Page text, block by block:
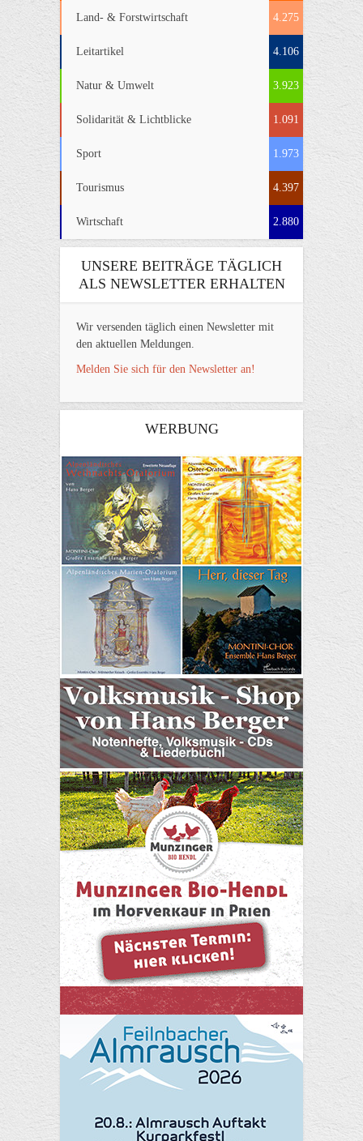
Land- & Forstwirtschaft 4.275
Leitartikel 4.106
Natur & Umwelt 3.923
Solidarität & Lichtblicke 1.091
Sport 1.973
Tourismus 4.397
Wirtschaft 2.880
UNSERE BEITRÄGE TÄGLICH
ALS NEWSLETTER ERHALTEN
Wir versenden täglich einen Newsletter mit
den aktuellen Meldungen.
Melden Sie sich für den Newsletter an!
WERBUNG